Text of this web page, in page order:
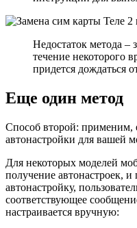
Недостаток метода –
течение некоторого
придется дождаться
Еще один метод
Способ второй: применим,
автонастройки для вашей
Для некоторых моделей
получение автонастроек,
автонастройку,
соответствующее
настраивается вручную: